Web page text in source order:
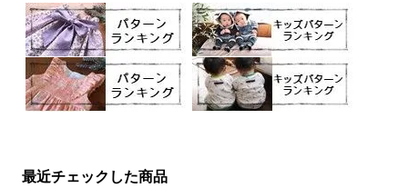
最近チェックした商品